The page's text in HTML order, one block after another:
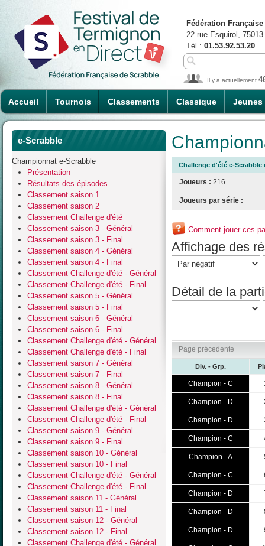
Accueil Tournois Classements Classique Jeunes
Fédération
22 rue Esquirol,
Tél : 01.53.92.53.20
Il y a actuellement
e-Scrabble
Championnat e-Scrabble
Présentation
Résultats des épisodes
Classement saison 1
Classement saison 2
Classement Challenge d'été
Classement saison 3 - Général
Classement saison 3 - Final
Classement saison 4 - Général
Classement saison 4 - Final
Classement Challenge d'été - Général
Classement Challenge d'été - Final
Classement saison 5 - Général
Classement saison 5 - Final
Classement saison 6 - Général
Classement saison 6 - Final
Classement Challenge d'été - Général
Classement Challenge d'été - Final
Classement saison 7 - Général
Classement saison 7 - Final
Classement saison 8 - Général
Classement saison 8 - Final
Classement Challenge d'été - Général
Classement Challenge d'été - Final
Classement saison 9 - Général
Classement saison 9 - Final
Classement saison 10 - Général
Classement saison 10 - Final
Classement Challenge d'été - Général
Classement Challenge d'été - Final
Classement saison 11 - Général
Classement saison 11 - Final
Classement saison 12 - Général
Classement saison 12 - Final
Classement Challenge d'été - Général
Challenge d'été e-Scrabble
Joueurs : 216
Joueurs par série :
Comment jouer ces
Affichage des
Détail de la
Page précedente
Div. - Grp.
Champion - C
Champion - D
Champion - D
Champion - C
Champion - A
Champion - C
Champion - D
Champion - D
Champion - D